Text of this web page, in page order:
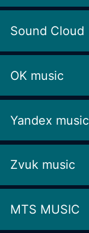
Sound Cloud
OK music
Yandex music
Zvuk music
MTS MUSIC